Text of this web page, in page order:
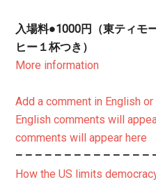
入場料●1000円（東ティモ
ヒー１杯つき）
More information
Add a comment in English
English comments will
comments will appear here
– – – – – – – – – – – – – –
How the US limits